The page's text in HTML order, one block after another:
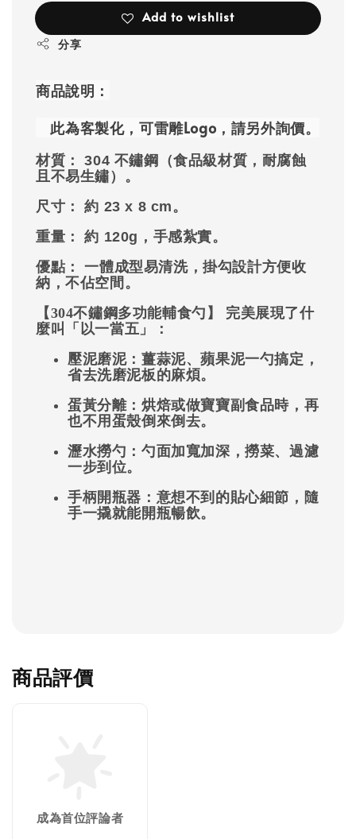
Add to wishlist
分享
商品說明：
此為客製化，可雷雕Logo ， 請另外詢價。
材質：
304 不鏽鋼（食品級材質，耐腐蝕
且不易生鏽）。
尺寸：
約 23 x 8 cm 。
重量：
約 120g ，手感紮實。
優點：
一體成型易清洗，掛勾設計方便收
納，不佔空間。
【304不鏽鋼多功能輔食勺】
完美展現了什
麼叫「以一當五」：
壓泥磨泥：薑蒜泥、蘋果泥一勺搞定，
省去洗磨泥板的麻煩。
蛋黃分離：烘焙或做寶寶副食品時，再
也不用蛋殼倒來倒去。
瀝水撈勺 ：勺面加寬加深，撈菜、過濾
一步到位。
手柄開瓶器 ：意想不到的貼心細節，隨
手一撬就能開瓶暢飲。
商品評價
成為首位評論者